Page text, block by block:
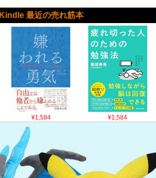
Kindle 最近の売れ筋本
¥1,584 ¥1,584